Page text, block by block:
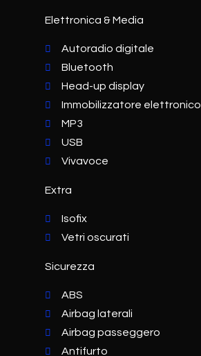
Elettronica & Media
Autoradio digitale
Bluetooth
Head-up display
Immobilizzatore elettronico
MP3
USB
Vivavoce
Extra
Isofix
Vetri oscurati
Sicurezza
ABS
Airbag laterali
Airbag passeggero
Antifurto